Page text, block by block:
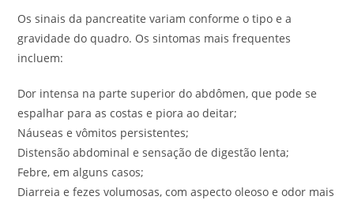
Os sinais da pancreatite variam conforme o tipo e a
gravidade do quadro. Os sintomas mais frequentes
incluem:
Dor intensa na parte superior do abdômen, que pode se
espalhar para as costas e piora ao deitar;
Náuseas e vômitos persistentes;
Distensão abdominal e sensação de digestão lenta;
Febre, em alguns casos;
Diarreia e fezes volumosas, com aspecto oleoso e odor mais